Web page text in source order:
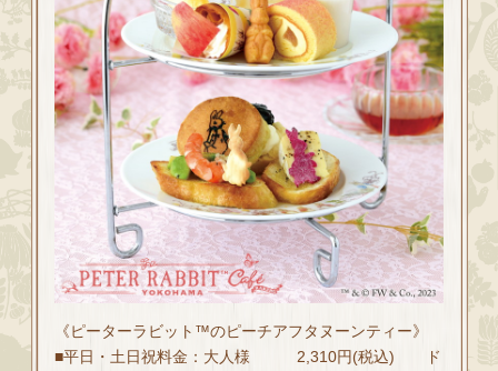
《ピーターラビット™のピーチアフタヌーンティー》
■平日・土日祝料金：大人様 2,310円(税込) ド